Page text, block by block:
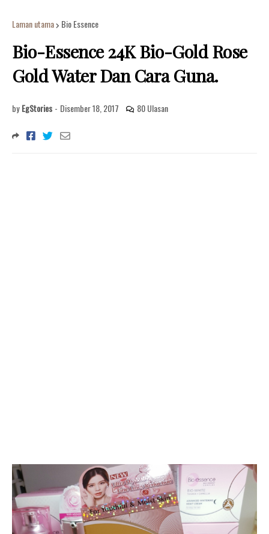
Laman utama Bio Essence
Bio-Essence 24K Bio-Gold Rose
Gold Water Dan Cara Guna.
by EgStories - Disember 18, 2017 80 Ulasan